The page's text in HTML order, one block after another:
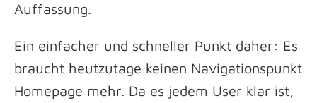
Auffassung.
Ein einfacher und schneller Punkt daher: Es
braucht heutzutage keinen Navigationspunkt
Homepage mehr. Da es jedem User klar ist,